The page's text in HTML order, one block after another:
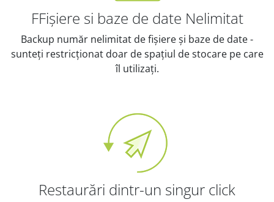
FFișiere si baze de date Nelimitat
Backup număr nelimitat de fișiere și baze de date -
sunteți restricționat doar de spațiul de stocare pe care
îl utilizați.
Restaurări dintr-un singur click